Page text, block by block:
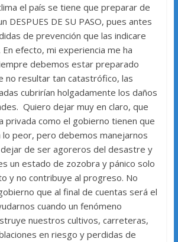
el país se tiene que preparar de
DESPUES DE SU PASO, pues antes
de prevención que las indicare
efecto, mi experiencia me ha
debemos estar preparado
no resultar tan catastrófico, las
cubrirían holgadamente los daños
Quiero dejar muy en claro, que
privada como el gobierno tienen que
peor, pero debemos manejarnos
de ser agoreros del desastre y
un estado de zozobra y pánico solo
y no contribuye al progreso. No
que al final de cuentas será el
cuando un fenómeno
nuestros cultivos, carreteras,
en riesgo y perdidas de